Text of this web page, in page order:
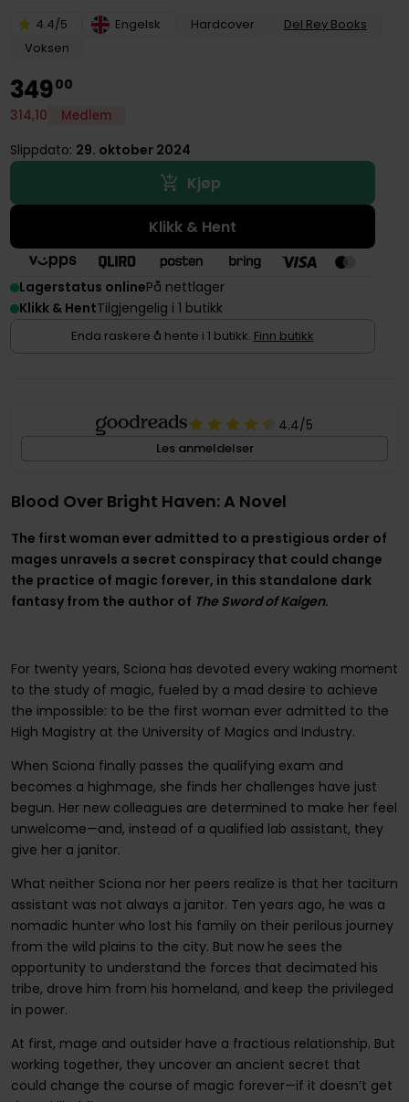
4.4/5 Engelsk Hardcover
Del Rey Books
Voksen
34900
314,10 Medlem
Slippdato: 29. oktober 2024
Kjøp
Klikk & Hent
Lagerstatus onlinePå nettlager
Klikk & HentTilgjengelig i 1 butikk
Enda raskere å hente i 1 butikk. Finn butikk
4.4/5
Les anmeldelser
Blood Over Bright Haven: A Novel
The first woman ever admitted to a prestigious order of
mages unravels a secret conspiracy that could change
the practice of magic forever, in this standalone dark
fantasy from the author of The Sword of Kaigen.
For twenty years, Sciona has devoted every waking moment
to the study of magic, fueled by a mad desire to achieve
the impossible: to be the first woman ever admitted to the
High Magistry at the University of Magics and Industry.
When Sciona finally passes the qualifying exam and
becomes a highmage, she finds her challenges have just
begun. Her new colleagues are determined to make her feel
unwelcome—and, instead of a qualified lab assistant, they
give her a janitor.
What neither Sciona nor her peers realize is that her taciturn
assistant was not always a janitor. Ten years ago, he was a
nomadic hunter who lost his family on their perilous journey
from the wild plains to the city. But now he sees the
opportunity to understand the forces that decimated his
tribe, drove him from his homeland, and keep the privileged
in power.
At first, mage and outsider have a fractious relationship. But
working together, they uncover an ancient secret that
could change the course of magic forever—if it doesn’t get